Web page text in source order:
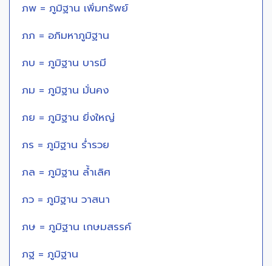
ภพ = ภูมิฐาน เพิ่มทรัพย์
ภภ = อภิมหาภูมิฐาน
ภบ = ภูมิฐาน บารมี
ภม = ภูมิฐาน มั่นคง
ภย = ภูมิฐาน ยิ่งใหญ่
ภร = ภูมิฐาน ร่ำรวย
ภล = ภูมิฐาน ล้ำเลิศ
ภว = ภูมิฐาน วาสนา
ภษ = ภูมิฐาน เกษมสรรค์
ภฐ = ภูมิฐาน